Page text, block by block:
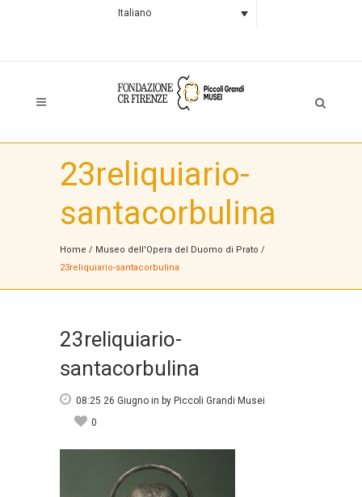
Italiano
23reliquiario-
santacorbulina
Home / Museo dell'Opera del Duomo di Prato /
23reliquiario-santacorbulina
23reliquiario-
santacorbulina
08:25 26 Giugno in by Piccoli Grandi Musei
0